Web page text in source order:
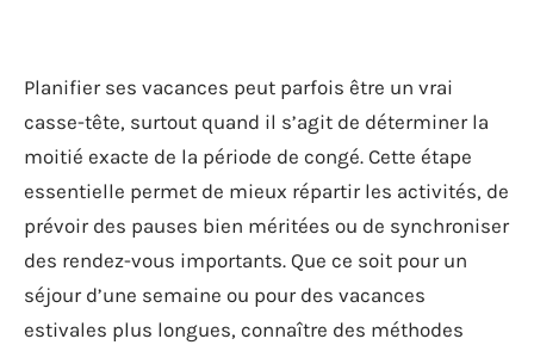
Planifier ses vacances peut parfois être un vrai
casse-tête, surtout quand il s’agit de déterminer la
moitié exacte de la période de congé. Cette étape
essentielle permet de mieux répartir les activités, de
prévoir des pauses bien méritées ou de synchroniser
des rendez-vous importants. Que ce soit pour un
séjour d’une semaine ou pour des vacances
estivales plus longues, connaître des méthodes